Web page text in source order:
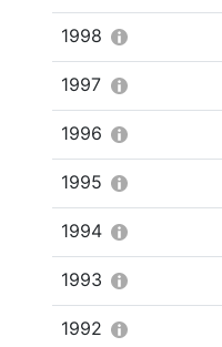
1998
1997
1996
1995
1994
1993
1992